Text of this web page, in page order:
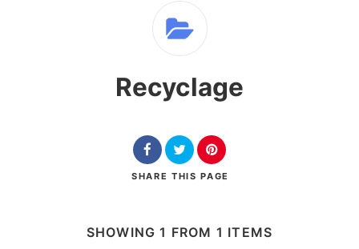
Recyclage
SHARE THIS PAGE
SHOWING 1 FROM 1 ITEMS